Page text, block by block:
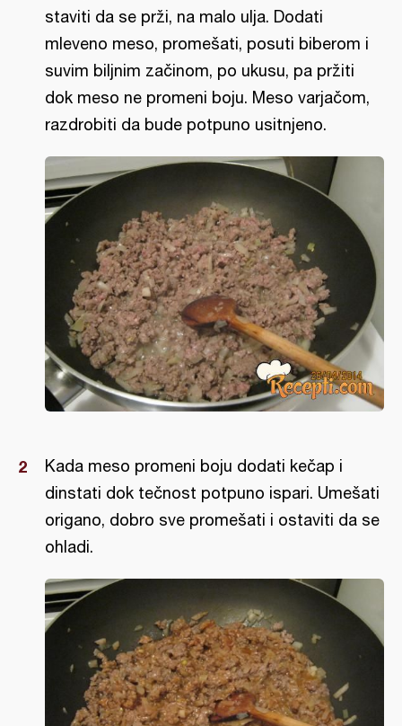
staviti da se prži, na malo ulja. Dodati
mleveno meso, promešati, posuti biberom i
suvim biljnim začinom, po ukusu, pa pržiti
dok meso ne promeni boju. Meso varjačom,
razdrobiti da bude potpuno usitnjeno.
Kada meso promeni boju dodati kečap i
dinstati dok tečnost potpuno ispari. Umešati
origano, dobro sve promešati i ostaviti da se
ohladi.